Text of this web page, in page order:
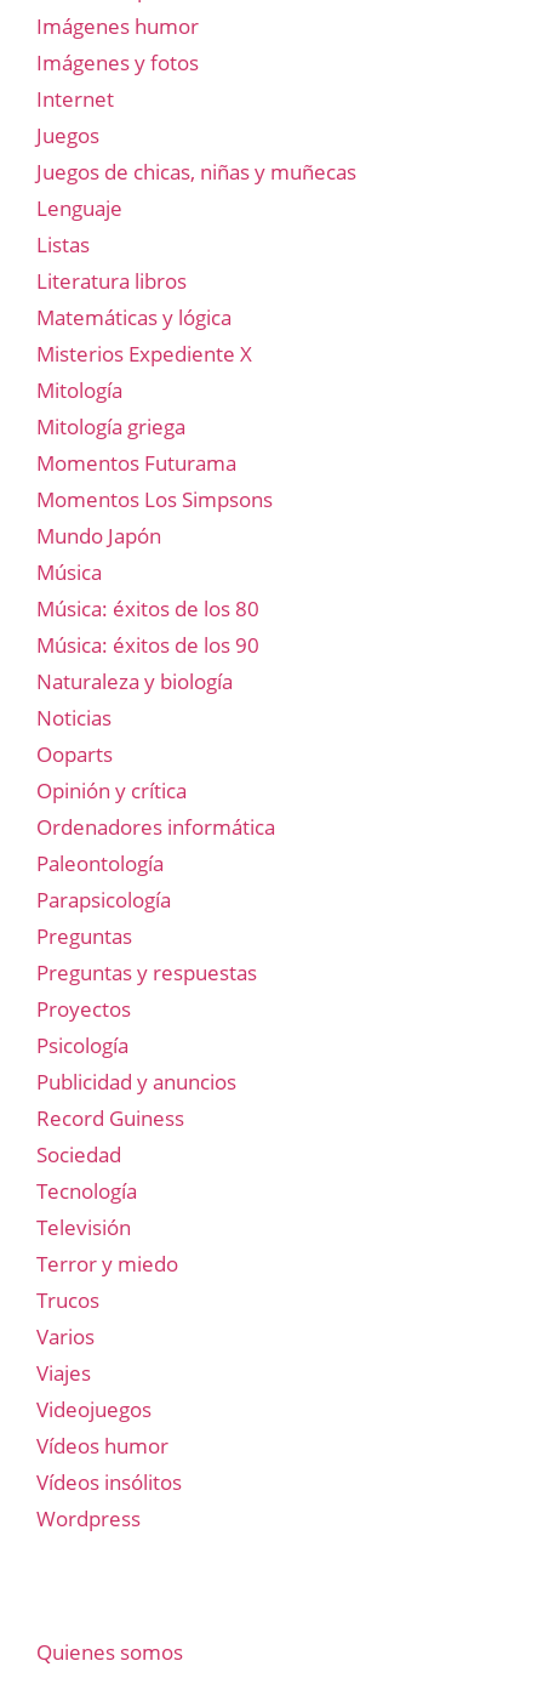
Imágenes humor
Imágenes y fotos
Internet
Juegos
Juegos de chicas, niñas y muñecas
Lenguaje
Listas
Literatura libros
Matemáticas y lógica
Misterios Expediente X
Mitología
Mitología griega
Momentos Futurama
Momentos Los Simpsons
Mundo Japón
Música
Música: éxitos de los 80
Música: éxitos de los 90
Naturaleza y biología
Noticias
Ooparts
Opinión y crítica
Ordenadores informática
Paleontología
Parapsicología
Preguntas
Preguntas y respuestas
Proyectos
Psicología
Publicidad y anuncios
Record Guiness
Sociedad
Tecnología
Televisión
Terror y miedo
Trucos
Varios
Viajes
Videojuegos
Vídeos humor
Vídeos insólitos
Wordpress
Quienes somos